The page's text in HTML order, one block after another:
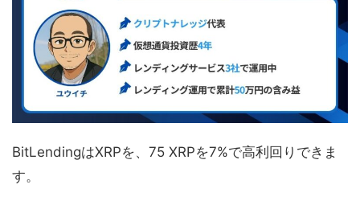
BitLendingはXRPを、75 XRPを7%で高利回りできま
す。